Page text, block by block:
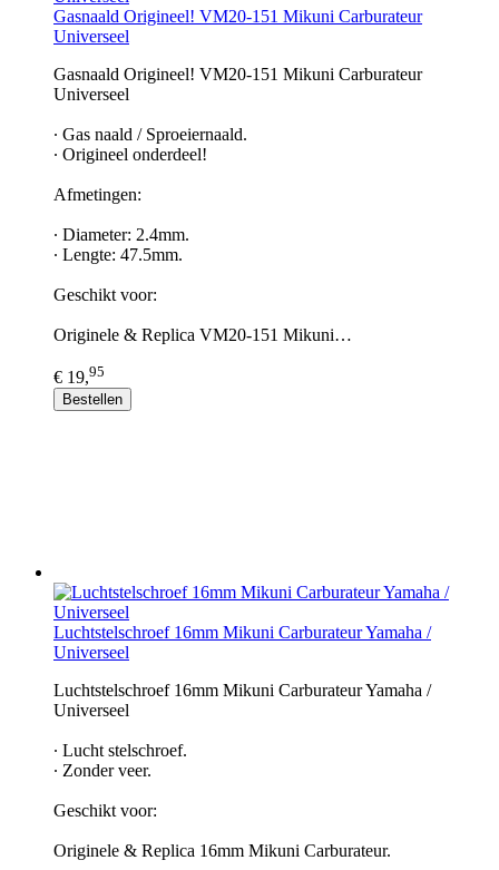
Gasnaald Origineel! VM20-151 Mikuni Carburateur
Universeel
Gasnaald Origineel! VM20-151 Mikuni Carburateur
Universeel
∙ Gas naald / Sproeiernaald.
∙ Origineel onderdeel!
Afmetingen:
∙ Diameter: 2.4mm.
∙ Lengte: 47.5mm.
Geschikt voor:
Originele & Replica VM20-151 Mikuni…
€ 19,95
Bestellen
Luchtstelschroef 16mm Mikuni Carburateur Yamaha /
Universeel
Luchtstelschroef 16mm Mikuni Carburateur Yamaha /
Universeel
∙ Lucht stelschroef.
∙ Zonder veer.
Geschikt voor:
Originele & Replica 16mm Mikuni Carburateur.